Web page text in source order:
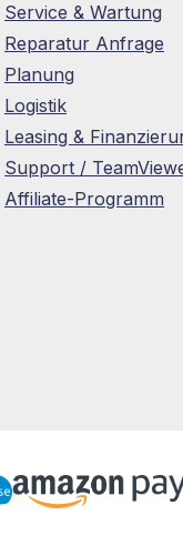
Service & Wartung
Reparatur Anfrage
Planung
Logistik
Leasing &
Support /
Affiliate-Programm